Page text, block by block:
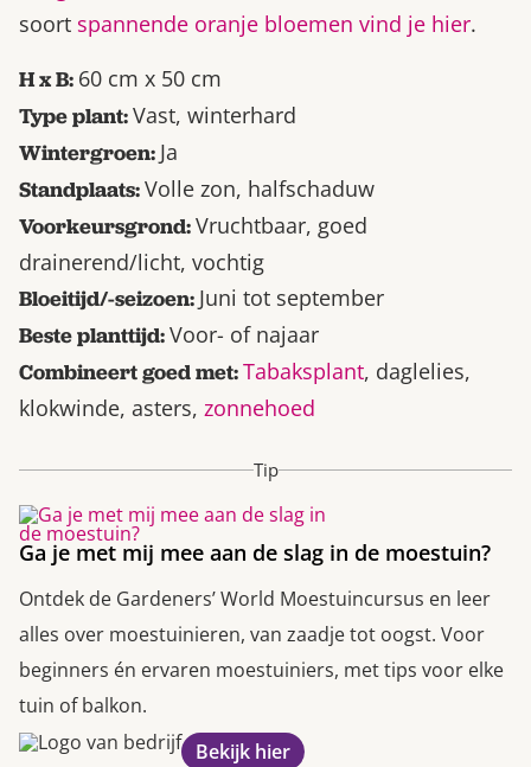
soort spannende oranje bloemen vind je hier.
H x B: 60 cm x 50 cm
Type plant:Vast, winterhard
Wintergroen: Ja
Standplaats:Volle zon, halfschaduw
Voorkeursgrond:Vruchtbaar, goed
drainerend/licht, vochtig
Bloeitijd/-seizoen: Juni tot september
Beste planttijd:Voor- of najaar
Combineert goed met:Tabaksplant, daglelies,
klokwinde, asters, zonnehoed
Tip
Ga je met mij mee aan de slag in de moestuin?
Ontdek de Gardeners’ World Moestuincursus en leer
alles over moestuinieren, van zaadje tot oogst. Voor
beginners én ervaren moestuiniers, met tips voor elke
tuin of balkon.
Bekijk hier